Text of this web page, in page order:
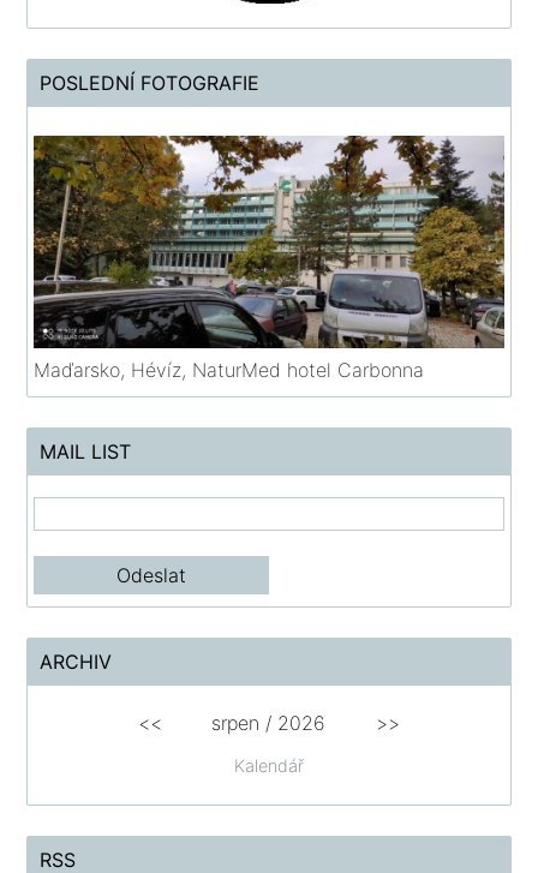
POSLEDNÍ FOTOGRAFIE
Maďarsko, Hévíz, NaturMed hotel Carbonna
MAIL LIST
ARCHIV
Kalendář
<< srpen / 2026 >>
RSS